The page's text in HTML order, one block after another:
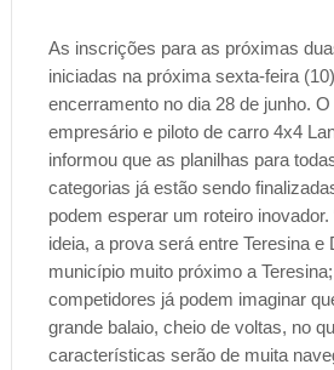
As inscrições para as próximas
iniciadas na próxima sexta-feira
encerramento no dia 28 de junho.
empresário e piloto de carro 4x4
informou que as planilhas para
categorias já estão sendo
podem esperar um roteiro
ideia, a prova será entre Teresina e
município muito próximo a
competidores já podem imaginar
grande balaio, cheio de voltas, no
características serão de muita